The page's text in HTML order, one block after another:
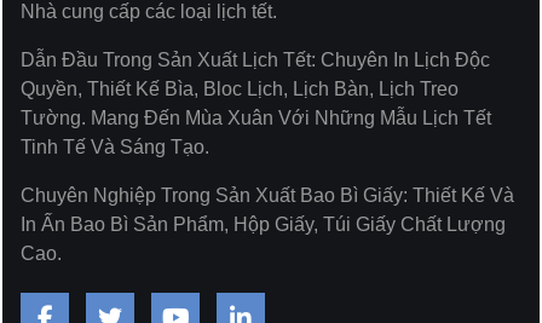
Nhà cung cấp các loại lịch tết.
Dẫn Đầu Trong Sản Xuất Lịch Tết: Chuyên In Lịch Độc
Quyền, Thiết Kế Bìa, Bloc Lịch, Lịch Bàn, Lịch Treo
Tường. Mang Đến Mùa Xuân Với Những Mẫu Lịch Tết
Tinh Tế Và Sáng Tạo.
Chuyên Nghiệp Trong Sản Xuất Bao Bì Giấy: Thiết Kế Và
In Ấn Bao Bì Sản Phẩm, Hộp Giấy, Túi Giấy Chất Lượng
Cao.